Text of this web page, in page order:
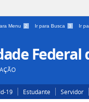
Menu 2 Ir para Busca 3 Ir
Federal
19 Estudante Servidor